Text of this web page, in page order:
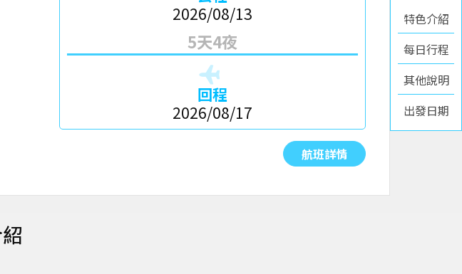
特色介紹
每日行程
其他說明
出發日期
2026/08/13
5天4夜
回程
2026/08/17
航班詳情